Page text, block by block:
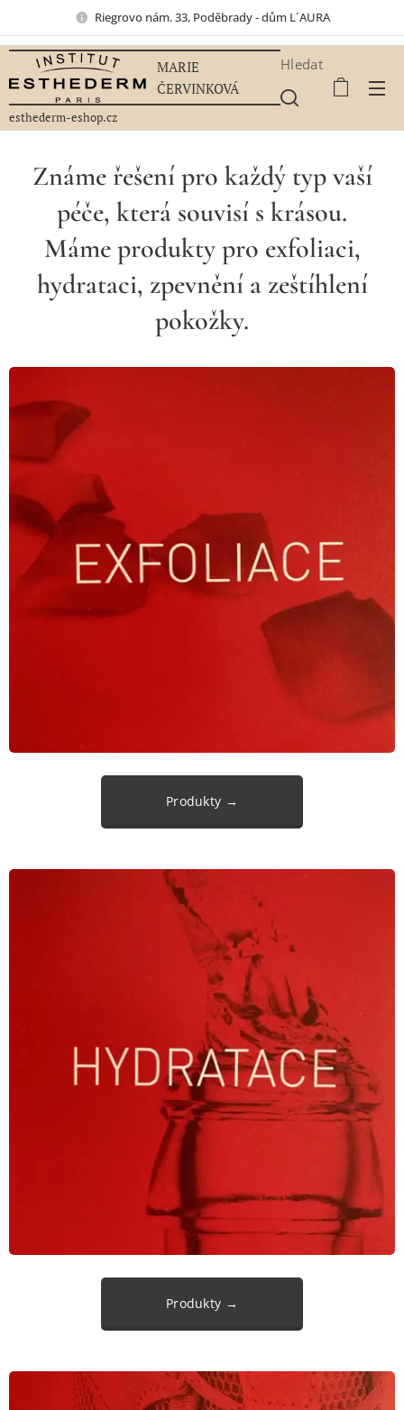
Riegrovo nám. 33, Poděbrady - dům L´AURA
MARIE
ČERVINKOVÁ
esthederm-eshop.cz
Hledat
Známe řešení pro každý typ vaší
péče, která souvisí s krásou.
Máme produkty pro exfoliaci,
hydrataci, zpevnění a zeštíhlení
pokožky.
Produkty →
Produkty →